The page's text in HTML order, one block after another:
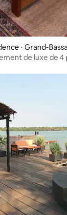
⋅ Grand-
de luxe de 4